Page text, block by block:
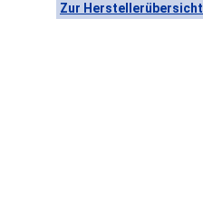
Zur Herstellerübersicht